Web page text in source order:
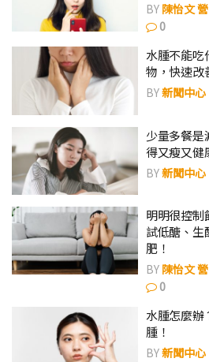
BY 陳怡文
0
水腫不能吃
物，快速改
BY新聞中心
少量多餐是
得又瘦又健
BY新聞中心
明明很控制
試低醣、生
肥！
BY 陳怡文
0
水腫怎麼辦
腫！
BY新聞中心